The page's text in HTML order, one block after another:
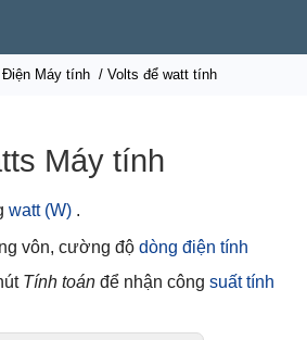
Điện Máy tính / Volts để watt tính
Máy tính
watt (W) .
vôn, cường độ dòng điện tính
Tính toán để nhận công suất tính